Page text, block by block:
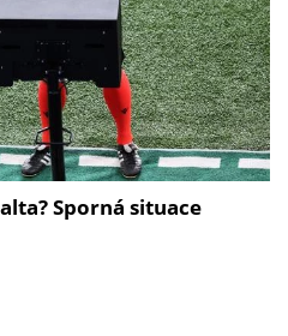
Sporná situace